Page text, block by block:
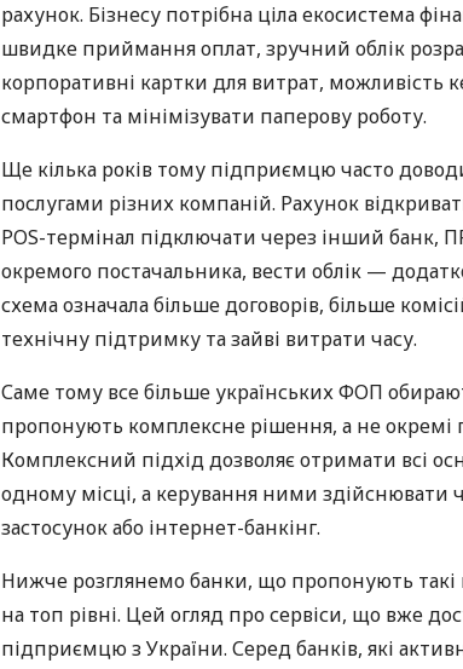
рахунок. Бізнесу потрібна ціла екосистема
швидке приймання оплат, зручний облік
корпоративні картки для витрат, можливість
смартфон та мінімізувати паперову роботу.
Ще кілька років тому підприємцю часто
послугами різних компаній. Рахунок
POS-термінал підключати через інший банк,
окремого постачальника, вести облік —
схема означала більше договорів, більше
технічну підтримку та зайві витрати часу.
Саме тому все більше українських ФОП
пропонують комплексне рішення, а не окремі
Комплексний підхід дозволяє отримати всі
одному місці, а керування ними здійснювати
застосунок або інтернет-банкінг.
Нижче розглянемо банки, що пропонують такі
на топ рівні. Цей огляд про сервіси, що вже
підприємцю з України. Серед банків, які